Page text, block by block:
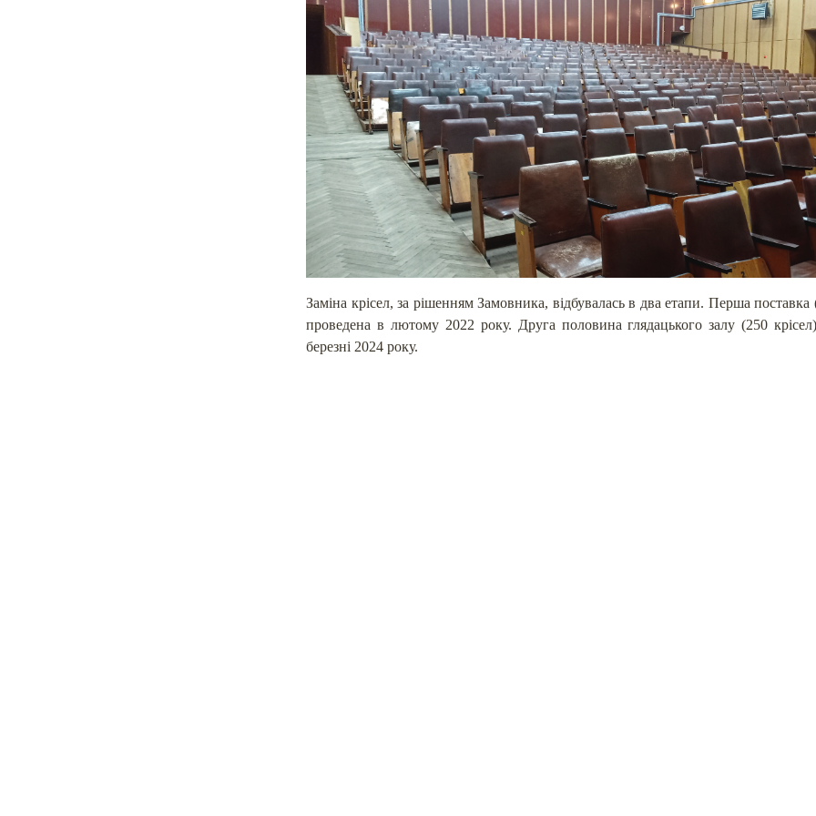
Заміна крісел, за рішенням Замовника, відбувалась в два етапи. Перша поставка
проведена в лютому 2022 року. Друга половина глядацького залу (250
березні 2024 року.